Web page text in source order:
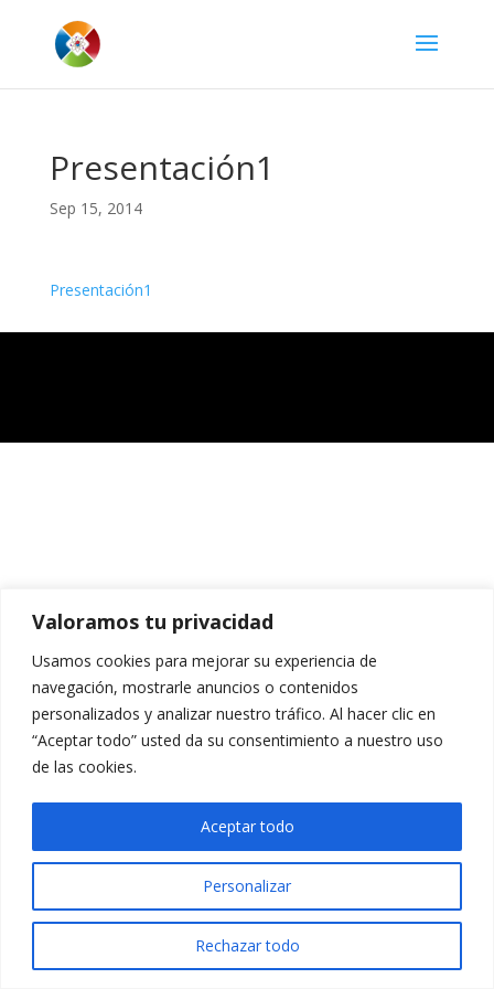
Valoramos tu privacidad
Usamos cookies para mejorar su experiencia de
navegación, mostrarle anuncios o contenidos
personalizados y analizar nuestro tráfico. Al hacer clic en
“Aceptar todo” usted da su consentimiento a nuestro uso
de las cookies.
Personalizar
Rechazar todo
Aceptar todo
Presentación1
Sep 15, 2014
Presentación1